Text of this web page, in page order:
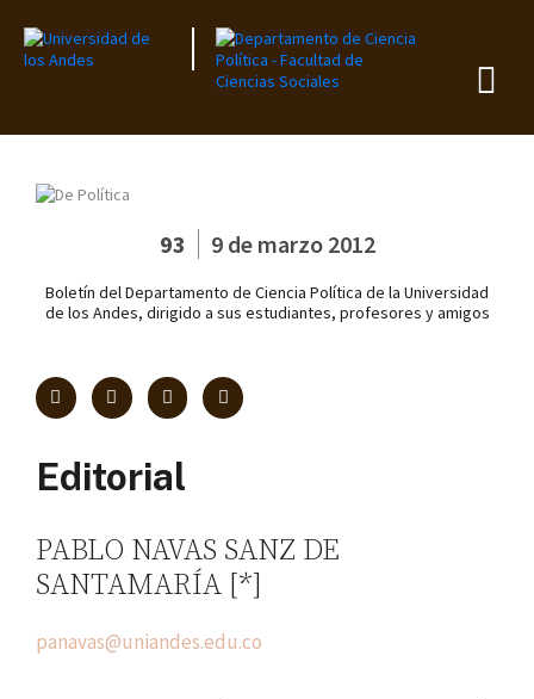
93 9 de marzo 2012
Boletín del Departamento de Ciencia Política de la Universidad
de los Andes, dirigido a sus estudiantes, profesores y amigos
Editorial
PABLO NAVAS SANZ DE
SANTAMARÍA [*]
panavas@uniandes.edu.co